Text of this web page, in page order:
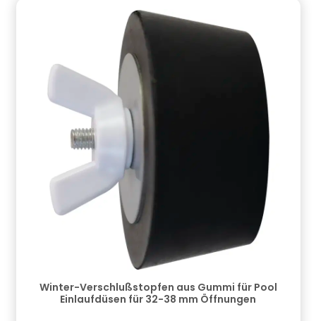
Informationen zur Produktsicherheit Hersteller/EU
Verantwortliche Person: CF Group Deutschland
GmbH, Bahnhofstraße 68, 73240 Wendlingen, DE,
info.de@cf.group, +4970244048100
Gefahrstoffhinweise (falls vorhanden):
Winter-Verschlußstopfen aus Gummi für Pool
Einlaufdüsen für 32-38 mm Öffnungen